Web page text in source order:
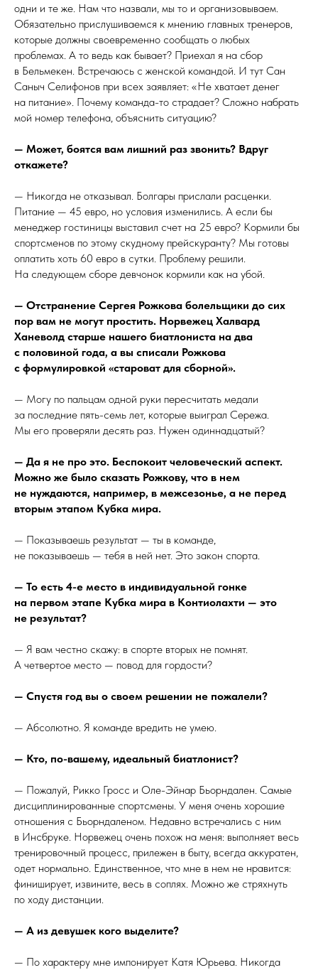
одни и те же. Нам что назвали, мы то и организовываем.
Обязательно прислушиваемся к мнению главных тренеров,
которые должны своевременно сообщать о любых
проблемах. А то ведь как бывает? Приехал я на сбор
в Бельмекен. Встречаюсь с женской командой. И тут Сан
Саныч Селифонов при всех заявляет: «Не хватает денег
на питание». Почему команда-то страдает? Сложно набрать
мой номер телефона, объяснить ситуацию?
— Может, боятся вам лишний раз звонить? Вдруг
откажете?
— Никогда не отказывал. Болгары прислали расценки.
Питание — 45 евро, но условия изменились. А если бы
менеджер гостиницы выставил счет на 25 евро? Кормили бы
спортсменов по этому скудному прейскуранту? Мы готовы
оплатить хоть 60 евро в сутки. Проблему решили.
На следующем сборе девчонок кормили как на убой.
— Отстранение Сергея Рожкова болельщики до сих
пор вам не могут простить. Норвежец Халвард
Ханеволд старше нашего биатлониста на два
с половиной года, а вы списали Рожкова
с формулировкой «староват для сборной».
— Могу по пальцам одной руки пересчитать медали
за последние пять-семь лет, которые выиграл Сережа.
Мы его проверяли десять раз. Нужен одиннадцатый?
— Да я не про это. Беспокоит человеческий аспект.
Можно же было сказать Рожкову, что в нем
не нуждаются, например, в межсезонье, а не перед
вторым этапом Кубка мира.
— Показываешь результат — ты в команде,
не показываешь — тебя в ней нет. Это закон спорта.
— То есть 4-е место в индивидуальной гонке
на первом этапе Кубка мира в Контиолахти — это
не результат?
— Я вам честно скажу: в спорте вторых не помнят.
А четвертое место — повод для гордости?
— Спустя год вы о своем решении не пожалели?
— Абсолютно. Я команде вредить не умею.
— Кто, по-вашему, идеальный биатлонист?
— Пожалуй, Рикко Гросс и Оле-Эйнар Бьорндален. Самые
дисциплинированные спортсмены. У меня очень хорошие
отношения с Бьорндаленом. Недавно встречались с ним
в Инсбруке. Норвежец очень похож на меня: выполняет весь
тренировочный процесс, прилежен в быту, всегда аккуратен,
одет нормально. Единственное, что мне в нем не нравится:
финиширует, извините, весь в соплях. Можно же стряхнуть
по ходу дистанции.
— А из девушек кого выделите?
— По характеру мне импонирует Катя Юрьева. Никогда